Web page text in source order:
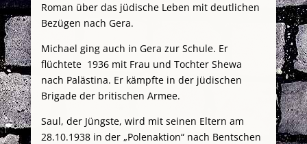
Roman über das jüdische Leben mit deutlichen
Bezügen nach Gera.
Michael ging auch in Gera zur Schule. Er
flüchtete 1936 mit Frau und Tochter Shewa
nach Palästina. Er kämpfte in der jüdischen
Brigade der britischen Armee.
Saul, der Jüngste, wird mit seinen Eltern am
28.10.1938 in der „Polenaktion“ nach Bentschen